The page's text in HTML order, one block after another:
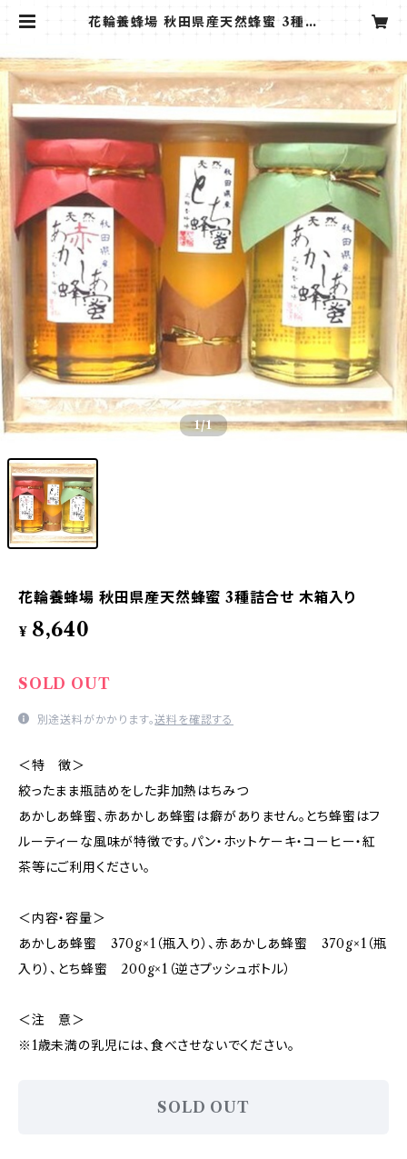
花輪養蜂場 秋田県産天然蜂蜜 3種詰
1/1
花輪養蜂場 秋田県産天然蜂蜜 3種詰合せ 木箱入り
¥ 8,640
SOLD OUT
別途送料がかかります。送料を確認する
＜特 徴＞
絞ったまま瓶詰めをした非加熱はちみつ
あかしあ蜂蜜、赤あかしあ蜂蜜は癖がありません。とち蜂蜜はフ
ルーティーな風味が特徴です。パン・ホットケーキ・コーヒー・紅
茶等にご利用ください。
＜内容・容量＞
あかしあ蜂蜜 370g×1（瓶入り）、赤あかしあ蜂蜜 370g×1（瓶
入り）、とち蜂蜜 200g×1（逆さプッシュボトル）
＜注 意＞
※1歳未満の乳児には、食べさせないでください。
SOLD OUT